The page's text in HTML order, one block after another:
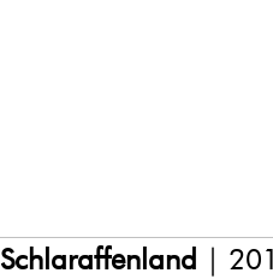
Schlaraffenland |